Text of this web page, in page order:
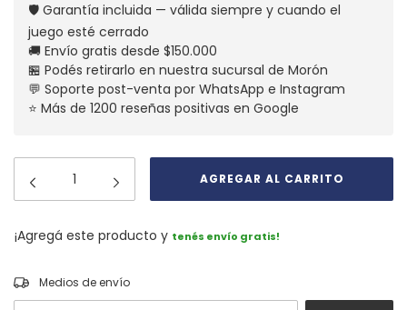
🛡️ Garantía incluida — válida siempre y cuando el
juego esté cerrado
🚚 Envío gratis desde $150.000
🏪 Podés retirarlo en nuestra sucursal de Morón
💬 Soporte post-venta por WhatsApp e Instagram
⭐ Más de 1200 reseñas positivas en Google
¡Agregá este producto y tenés envío gratis!
Entregas para el CP:
Medios de envío